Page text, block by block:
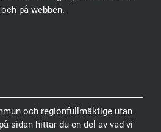
på webben.
och regionfullmäktige utan
sidan hittar du en del av vad vi